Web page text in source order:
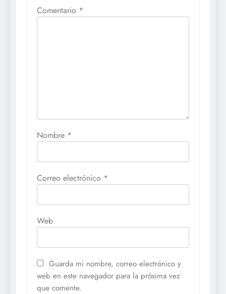
Comentario *
Nombre *
Correo electrónico *
Web
Guarda mi nombre, correo electrónico y
web en este navegador para la próxima vez
que comente.